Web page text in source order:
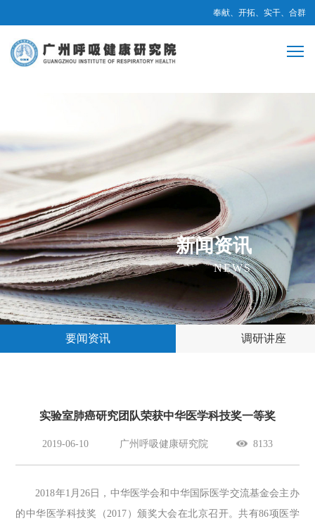
奉献、开拓、实干、合群
新闻资讯
NEWS
要闻资讯 调研讲座
实验室肺癌研究团队荣获中华医学科技奖一等奖
2019-06-10 广州呼吸健康研究院 8133
2018年1月26日，中华医学会和中华国际医学交流基金会主办
的中华医学科技奖（2017）颁奖大会在北京召开。共有86项医学